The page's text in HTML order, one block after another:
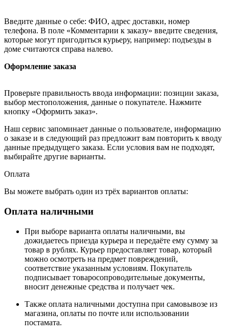
Введите данные о себе: ФИО, адрес доставки, номер
телефона. В поле «Комментарии к заказу» введите сведения,
которые могут пригодиться курьеру, например: подъезды в
доме считаются справа налево.
Оформление заказа
Проверьте правильность ввода информации: позиции заказа,
выбор местоположения, данные о покупателе. Нажмите
кнопку «Оформить заказ».
Наш сервис запоминает данные о пользователе, информацию
о заказе и в следующий раз предложит вам повторить к вводу
данные предыдущего заказа. Если условия вам не подходят,
выбирайте другие варианты.
Оплата
Вы можете выбрать один из трёх вариантов оплаты:
Оплата наличными
При выборе варианта оплаты наличными, вы
дожидаетесь приезда курьера и передаёте ему сумму за
товар в рублях. Курьер предоставляет товар, который
можно осмотреть на предмет повреждений,
соответствие указанным условиям. Покупатель
подписывает товаросопроводительные документы,
вносит денежные средства и получает чек.
Также оплата наличными доступна при самовывозе из
магазина, оплаты по почте или использовании
постамата.